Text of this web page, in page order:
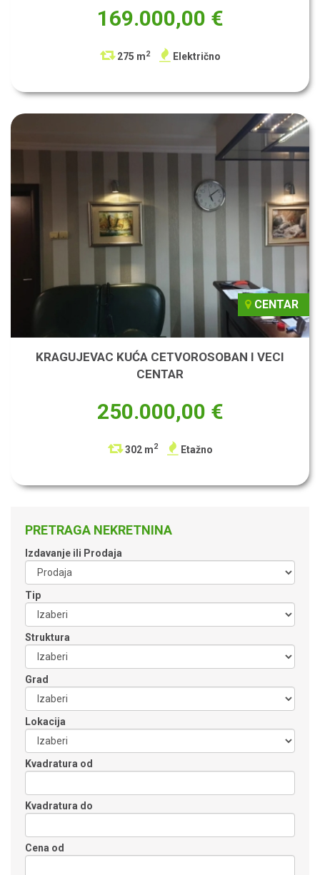
169.000,00 €
275 m2 Električno
CENTAR
KRAGUJEVAC KUĆA CETVOROSOBAN I VECI
CENTAR
250.000,00 €
302 m2 Etažno
PRETRAGA NEKRETNINA
Izdavanje ili Prodaja
Tip
Struktura
Grad
Lokacija
Kvadratura od
Kvadratura do
Cena od